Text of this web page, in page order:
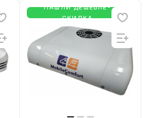
НАШЛИ ДЕШЕВЛЕ-
СКИДКА